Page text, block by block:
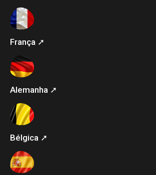
França ➚
Alemanha ➚
Bélgica ➚